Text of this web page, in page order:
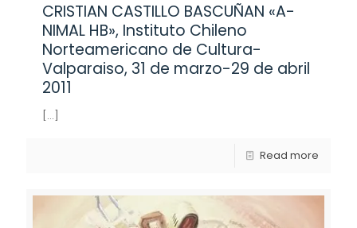
CRISTIAN CASTILLO BASCUÑAN «A-
NIMAL HB», Instituto Chileno
Norteamericano de Cultura-
Valparaiso, 31 de marzo-29 de abril
2011
[…]
Read more